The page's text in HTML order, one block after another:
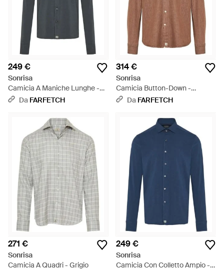
249 €
Sonrisa
Camicia A Maniche Lunghe -
Blu Da FARFETCH
314 €
Sonrisa
Camicia Button-Down -
Marrone
Da FARFETCH
271 €
Sonrisa
Camicia A Quadri - Grigio
249 €
Sonrisa
Camicia Con Colletto Ampio -